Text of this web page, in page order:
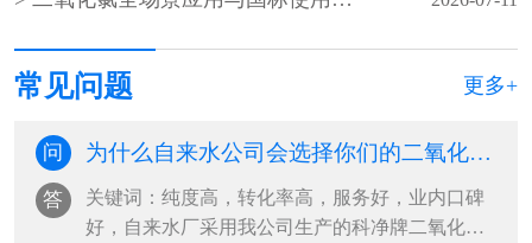
常见问题 更多+
问 为什么自来水公司会选择你们的二氧化氯杀菌剂？
答
关键词：纯度高，转化率高，服务好，业内口碑
好，自来水厂采用我公司生产的科净牌二氧化氯